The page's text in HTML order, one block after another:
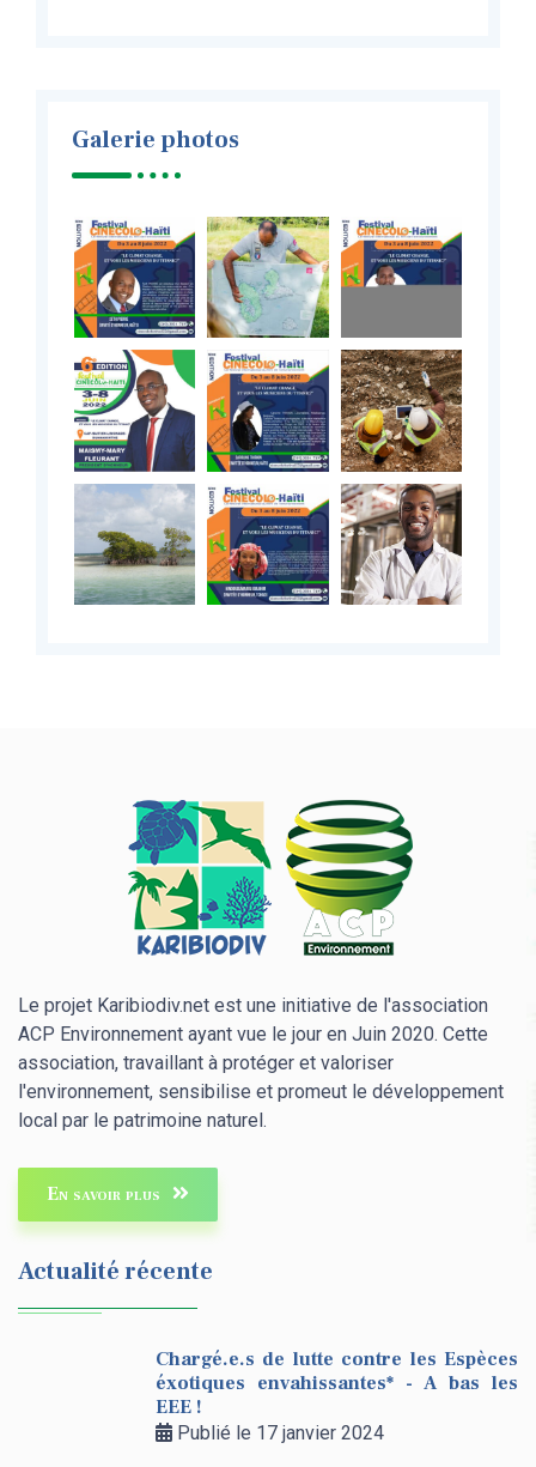
Galerie photos
Le projet Karibiodiv.net est une initiative de l'association
ACP Environnement ayant vue le jour en Juin 2020. Cette
association, travaillant à protéger et valoriser
l'environnement, sensibilise et promeut le développement
local par le patrimoine naturel.
En savoir plus
Actualité récente
Chargé.e.s de lutte contre les Espèces
éxotiques envahissantes* - A bas les
EEE !
Publié le 17 janvier 2024